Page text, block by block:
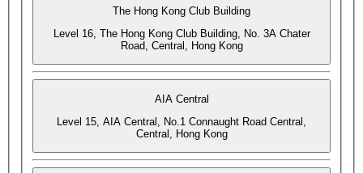
The Hong Kong Club Building
Level 16, The Hong Kong Club Building, No. 3A Chater
Road, Central, Hong Kong
AIA Central
Level 15, AIA Central, No.1 Connaught Road Central,
Central, Hong Kong